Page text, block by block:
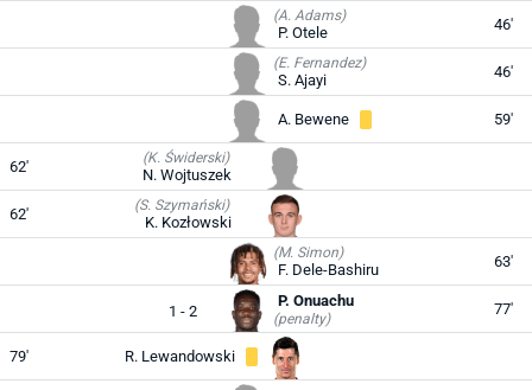
(A. Adams)
P. Otele 46'
(E. Fernandez)
S. Ajayi 46'
A. Bewene 59'
62' (K. Świderski)
N. Wojtuszek
62' (S. Szymański)
K. Kozłowski
(M. Simon)
F. Dele-Bashiru 63'
1 - 2
P. Onuachu
(penalty)
77'
79' R. Lewandowski